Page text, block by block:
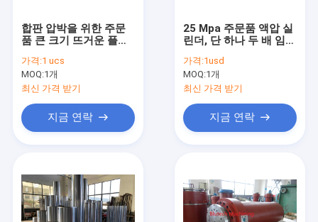
합판 압박을 위한 주문
품 큰 크기 뜨거운 플래
가격:1 ucs
MOQ:1개
최신 가격 받기
지금 연락
25 Mpa 주문품 액압 실
린더, 단 하나 두 배 임시
가격:1usd
MOQ:1개
최신 가격 받기
지금 연락